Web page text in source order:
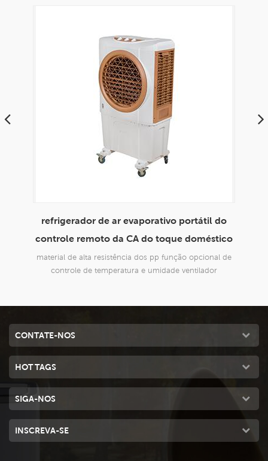
envirotech 8000cmh uso doméstico
refrigerador de ar evaporativo portátil
doméstico
novo design, adequado para todos os tipos de
aplicações internas e externas, comerciais e industriais.
CONTATE-NOS
HOT TAGS
SIGA-NOS
INSCREVA-SE